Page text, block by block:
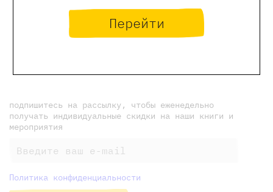
Перейти
← Предыдущая новость
подпишитесь на рассылку, чтобы еженедельно
получать индивидуальные скидки на наши книги и
мероприятия
Политика конфиденциальности